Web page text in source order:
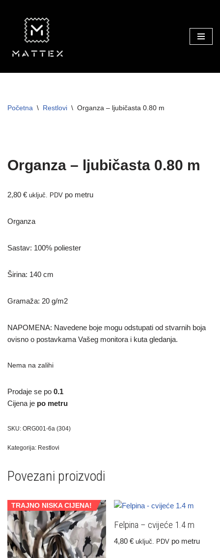
content
Početna \ Restlovi \ Organza – ljubičasta 0.80 m
Organza – ljubičasta 0.80 m
2,80 € uključ. PDV po metru
Organza
Sastav: 100% poliester
Širina: 140 cm
Gramaža: 20 g/m2
NAPOMENA: Navedene boje mogu odstupati od stvarnih boja
ovisno o postavkama Vašeg monitora i kuta gledanja.
Nema na zalihi
Prodaje se po 0.1
Cijena je po metru
SKU: ORG001-6a (304)
Kategorija: Restlovi
Povezani proizvodi
TRAJNO NISKA CIJENA!
Felpina – cvijeće 1.4 m
4,80€ uključ. PDV po metru